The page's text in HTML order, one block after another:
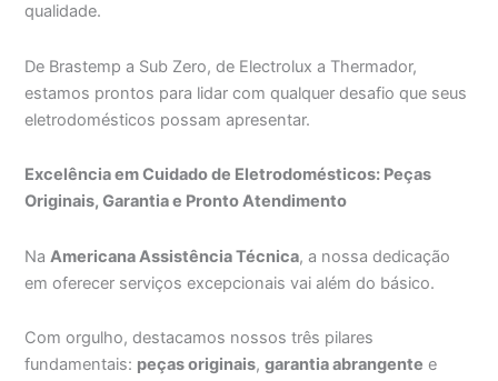
qualidade.
De Brastemp a Sub Zero, de Electrolux a Thermador,
estamos prontos para lidar com qualquer desafio que seus
eletrodomésticos possam apresentar.
Excelência em Cuidado de Eletrodomésticos: Peças
Originais, Garantia e Pronto Atendimento
NaAmericana Assistência Técnica, a nossa dedicação
em oferecer serviços excepcionais vai além do básico.
Com orgulho, destacamos nossos três pilares
fundamentais: peças originais,garantia abrangente e